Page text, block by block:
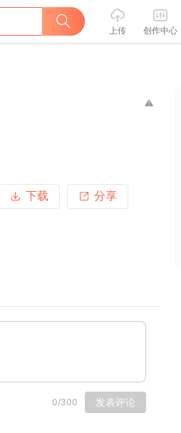
上传 创作中心
下载 分享
0/300 发表评论